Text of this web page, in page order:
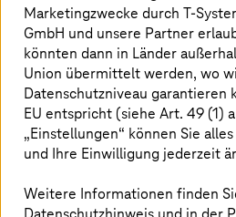
Dienste und
Sicherheit verfügt hätten.
IBM gab an, dass die
Einsparungen
Sicherheitslösung bei
Dollar lagen. Heißt:
strategische und
gilt: Vorsicht ist
Marketingzwecke durchT-
GmbH und unsere Partner
könnten dann in Länder
Union übermittelt werden, wo
Datenschutzniveau garantieren
EU entspricht (siehe Art. 49 (1)
„Einstellungen“ können Sie
und Ihre Einwilligung jederzeit
Weitere Informationen finden